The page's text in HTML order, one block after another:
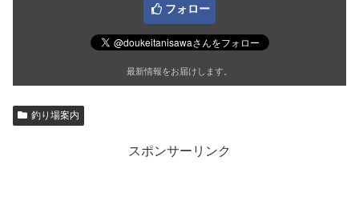
フォロー
最新情報をお届けします。
釣り場案内
スポンサーリンク